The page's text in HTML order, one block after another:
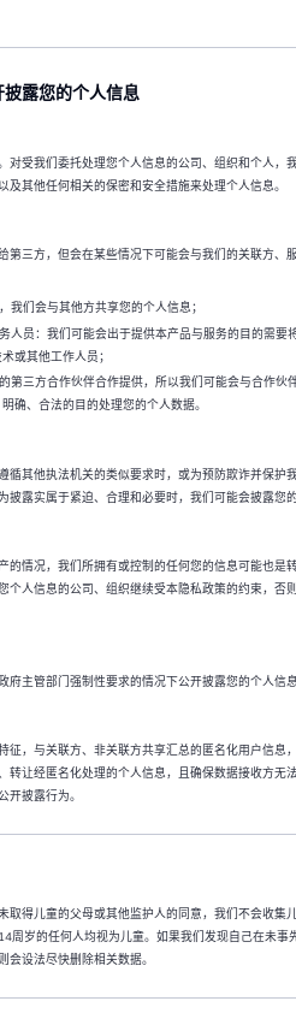
露您的个人信息
受我们委托处理您个人信息的公司、组织和个人，
其他任何相关的保密和安全措施来处理个人信息。
三方，但会在某些情况下可能会与我们的关联方、
们会与其他方共享您的个人信息；
人员：我们可能会出于提供本产品与服务的目的需要
或其他工作人员；
第三方合作伙伴合作提供，所以我们可能会与合作伙
确、合法的目的处理您的个人数据。
其他执法机关的类似要求时，或为预防欺诈并保护我
露实属于紧迫、合理和必要时，我们可能会披露您的
情况，我们所拥有或控制的任何您的信息可能也是
人信息的公司、组织继续受本隐私政策的约束，否
主管部门强制性要求的情况下公开披露您的个人信息
，与关联方、非关联方共享汇总的匿名化用户信息
让经匿名化处理的个人信息，且确保数据接收方无
开披露行为。
得儿童的父母或其他监护人的同意，我们不会收集
周岁的任何人均视为儿童。如果我们发现自己在未事
设法尽快删除相关数据。